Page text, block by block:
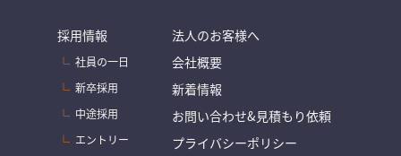
採用情報
社員の一日
新卒採用
中途採用
エントリー
法人のお客様へ
会社概要
新着情報
お問い合わせ&見積もり依頼
プライバシーポリシー